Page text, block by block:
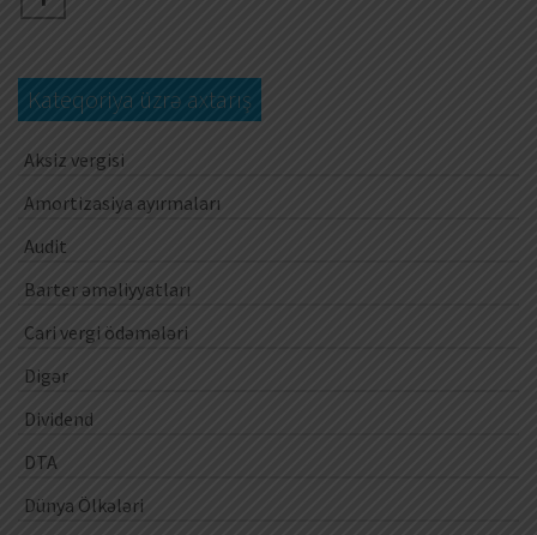
Kateqoriya üzrə axtarış
Aksiz vergisi
Amortizasiya ayırmaları
Audit
Barter əməliyyatları
Cari vergi ödəmələri
Digər
Dividend
DTA
Dünya Ölkələri